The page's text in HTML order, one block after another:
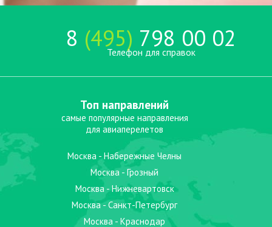
8 (495) 798 00 02
Телефон для справок
Топ направлений
самые популярные направления
для авиаперелетов
Москва - Набережные Челны
Москва - Грозный
Москва - Нижневартовск
Москва - Санкт-Петербург
Москва - Краснодар